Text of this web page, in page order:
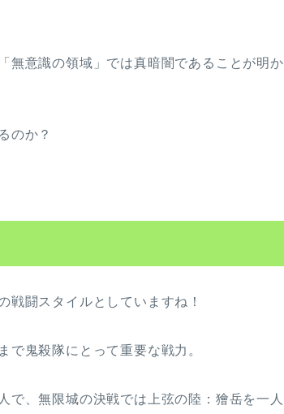
無意識の領域」では真暗闇であることが明か
のか？
戦闘スタイルとしていますね！
で鬼殺隊にとって重要な戦力。
で、無限城の決戦では上弦の陸：獪岳を一人